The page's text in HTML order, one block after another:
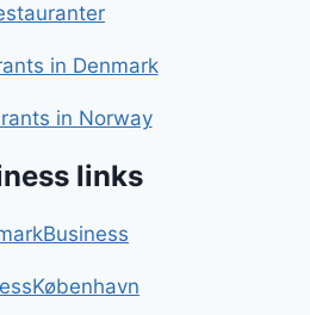
in Denmark
in Norway
links